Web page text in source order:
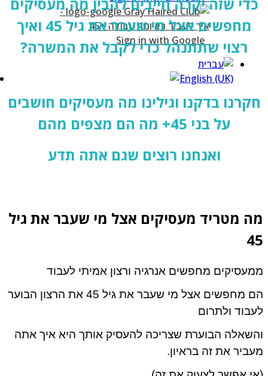
מחפשים אצל מי שעבר את גיל 45 ואיך
רצוי שתתנהל כדי לקבל את המשרה?
בדקנו וגילינו מה מעסיקים חושבים
על בני 45+ מה הם מצפים מהם
ואנחנו רוצים שגם אתה תדע
מטריד מעסיקים אצל מי שעבר את גיל
מחפשים אנרגיה ורצון אמיתי לעבוד
הם מחפשים אצל מי שעבר את גיל 45 את הרצון הבוער
ולתרום
הבוערת שצריכה להעסיק אותך היא איך אתה
את זה בראיון.